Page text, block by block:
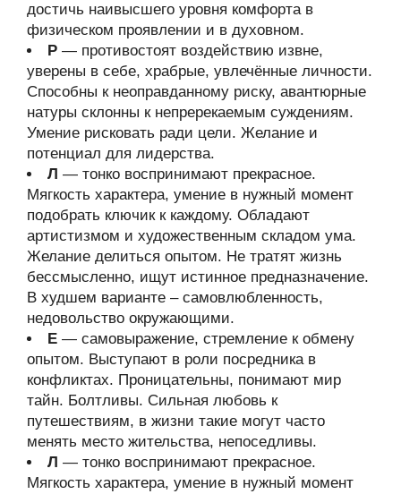
достичь наивысшего уровня комфорта в
физическом проявлении и в духовном.
Р — противостоят воздействию извне,
уверены в себе, храбрые, увлечённые личности.
Способны к неоправданному риску, авантюрные
натуры склонны к непререкаемым суждениям.
Умение рисковать ради цели. Желание и
потенциал для лидерства.
Л — тонко воспринимают прекрасное.
Мягкость характера, умение в нужный момент
подобрать ключик к каждому. Обладают
артистизмом и художественным складом ума.
Желание делиться опытом. Не тратят жизнь
бессмысленно, ищут истинное предназначение.
В худшем варианте – самовлюбленность,
недовольство окружающими.
Е — самовыражение, стремление к обмену
опытом. Выступают в роли посредника в
конфликтах. Проницательны, понимают мир
тайн. Болтливы. Сильная любовь к
путешествиям, в жизни такие могут часто
менять место жительства, непоседливы.
Л — тонко воспринимают прекрасное.
Мягкость характера, умение в нужный момент